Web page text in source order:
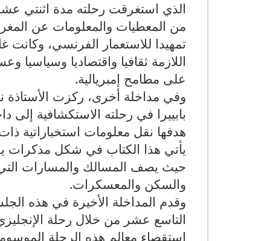
تمهيدا للاستعمار الفرنسي، وكانت
اللازمة ثقافيا واقتصاديا
على مطامح إمبريالية.
وفي مداخلة أخرى، ركزت الأستاذة
بابييرا في رحلته الاستكشافية
هدفها نقل معلومات استخباراتية
يأتي هذا الكتاب في شكل مذكرات
حيث يصف المسالك والمسارات التي
والسكن والمعسكرات.
وقدم المداخلة الأخيرة في هذه
التاسع عشر من خلال رحلة
استقصاء معالم هذه الرحلة